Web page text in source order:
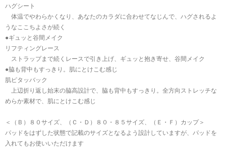
ハグシート
体温でやわらかくなり、あなたのカラダに合わせてなじんで、ハグされるよ
うなここちよさが続く
●ギュッと谷間メイク
リフティングレース
ストラップまで続くレースで引き上げ、ギュッと抱き寄せ、谷間メイク
●脇も背中もすっきり。肌にとけこむ感じ
肌ピタッバック
上辺折り返し始末の脇高設計で、脇も背中もすっきり。全方向ストレッチな
めらか素材で、肌にとけこむ感じ
＜（Ｂ）８０サイズ、（Ｃ・Ｄ）８０・８５サイズ、（Ｅ・Ｆ）カップ＞
パッドをはずした状態で記載のサイズとなるよう設計していますが、パッドを
入れてもお使いいただけます